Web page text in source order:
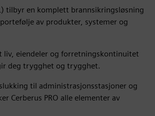
tilbyr en komplett brannsikringsløsning
av produkter, systemer og
liv, eiendeler og forretningskontinuitet
deg trygghet og trygghet.
til administrasjonsstasjoner og
Cerberus PRO alle elementer av